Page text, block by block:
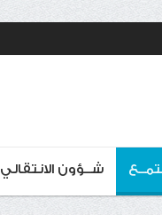
شــؤون الانتقالي